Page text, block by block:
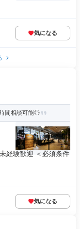
気になる
間相談可能◎
経験歓迎 ＜必須条件
気になる